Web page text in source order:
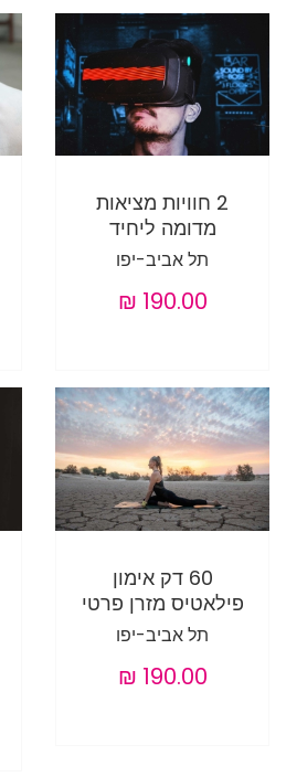
2 חוויות מציאות
מדומה ליחיד
תל אביב-יפו
60 דק אימון
פילאטיס מזרן פרטי
תל אביב-יפו